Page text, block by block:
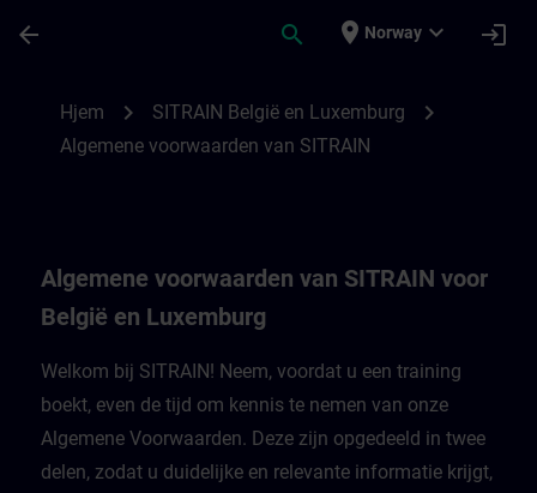
arrow_back search place Norway expand_more login
Hjem chevron_right SITRAIN België en Luxemburg chevron_right
Algemene voorwaarden van SITRAIN
Algemene voorwaarden van SITRAIN voor
België en Luxemburg
Welkom bij SITRAIN! Neem, voordat u een training
boekt, even de tijd om kennis te nemen van onze
Algemene Voorwaarden. Deze zijn opgedeeld in twee
delen, zodat u duidelijke en relevante informatie krijgt,